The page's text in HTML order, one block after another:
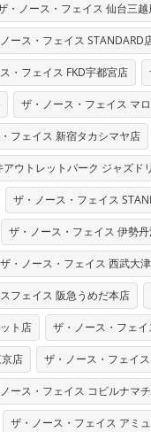
・ノース・フェイス 仙台三越
ース・フェイス STANDARD
・フェイス FKD宇都宮店
ザ・ノース・フェイス マ
フェイス 新宿タカシマヤ店
ウトレットパーク ジャズド
ザ・ノース・フェイス
ザ・ノース・フェイス 伊勢
ザ・ノース・フェイス 西武大
フェイス 阪急うめだ本店
ト店 ザ・ノース・フェ
店 ザ・ノース・フェイ
ース・フェイス コビルナマ
ザ・ノース・フェイス アミ